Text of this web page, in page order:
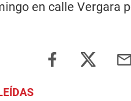
en calle Vergara